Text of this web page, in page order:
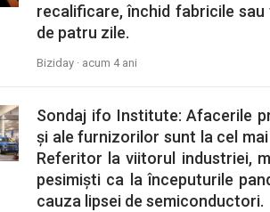
recalificare, închid fabricile
de patru zile.
Biziday · acum 4 ani
Sondaj ifo Institute: Afacerile
și ale furnizorilor sunt la cel
Referitor la viitorul industriei,
pesimiști ca la începuturile
cauza lipsei de semiconductori.